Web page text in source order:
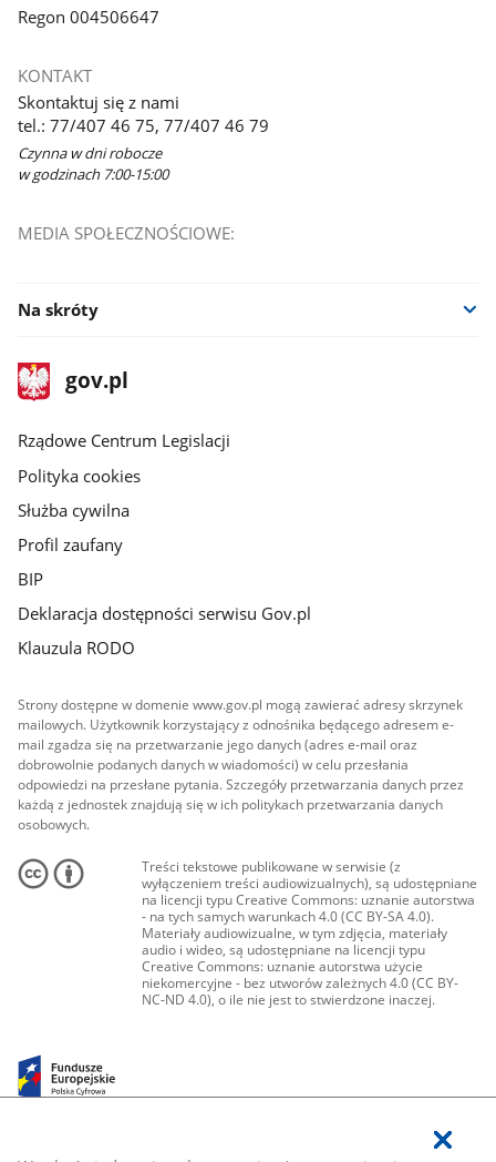
Regon 004506647
KONTAKT
Skontaktuj się z nami
tel.: 77/407 46 75, 77/407 46 79
Czynna w dni robocze
w godzinach 7:00-15:00
MEDIA SPOŁECZNOŚCIOWE:
Na skróty
stopka
gov.plStrona
gov.pl
Rządowe Centrum Legislacji
Polityka cookies
Służba cywilna
Profil zaufany
BIP
Deklaracja dostępności serwisu Gov.pl
Klauzula RODO
Strony dostępne w domenie www.gov.pl mogą zawierać adresy skrzynek
mailowych. Użytkownik korzystający z odnośnika będącego adresem e-
mail zgadza się na przetwarzanie jego danych (adres e-mail oraz
dobrowolnie podanych danych w wiadomości) w celu przesłania
odpowiedzi na przesłane pytania. Szczegóły przetwarzania danych przez
każdą z jednostek znajdują się w ich politykach przetwarzania danych
osobowych.
Treści tekstowe publikowane w serwisie (z
wyłączeniem treści audiowizualnych), są udostępniane
na licencji typu Creative Commons: uznanie autorstwa
- na tych samych warunkach 4.0 (CC BY-SA 4.0).
Materiały audiowizualne, w tym zdjęcia, materiały
audio i wideo, są udostępniane na licencji typu
Creative Commons: uznanie autorstwa użycie
niekomercyjne - bez utworów zależnych 4.0 (CC BY-
NC-ND 4.0), o ile nie jest to stwierdzone inaczej.